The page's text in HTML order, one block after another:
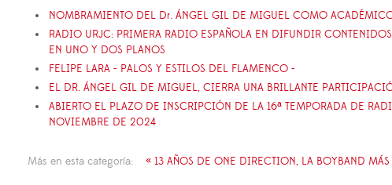
NOMBRAMIENTO DEL Dr. ÁNGEL GIL DE MIGUEL COMO
RADIO URJC: PRIMERA RADIO ESPAÑOLA EN DIFUNDIR
EN UNO Y DOS PLANOS
FELIPE LARA - PALOS Y ESTILOS DEL FLAMENCO -
EL DR. ÁNGEL GIL DE MIGUEL, CIERRA UNA BRILLANTE
ABIERTO EL PLAZO DE INSCRIPCIÓN DE LA 16ª TEMPORADA DE
NOVIEMBRE DE 2024
Más en esta categoría: « 13 AÑOS DE ONE DIRECTION, LA BOYBAND MÁS